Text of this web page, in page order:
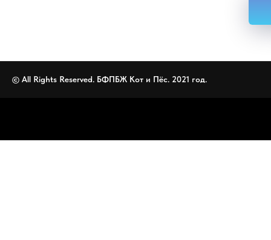
© All Rights Reserved. БФПБЖ Кот и Пёс. 2021 год.